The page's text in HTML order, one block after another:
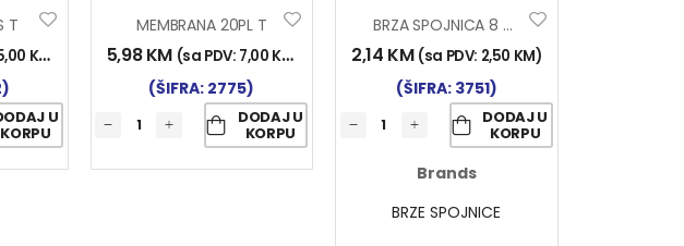
T
KM
U
KORPU
MEMBRANA 20PL T
5,98KM (sa PDV: 7,00 KM
(ŠIFRA: 2775)
DODAJ U
KORPU
BRZA SPOJNICA 8 M12x1,5
2,14 KM (sa PDV: 2,50 KM)
(ŠIFRA: 3751)
DODAJ U
KORPU
Brands
BRZE SPOJNICE